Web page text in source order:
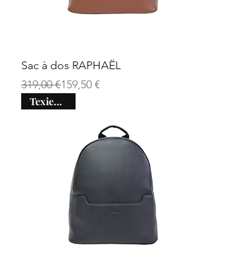
Sac à dos RAPHAËL
Prix original
319,00 €
Prix promotionnel
159,50 €
Texier days